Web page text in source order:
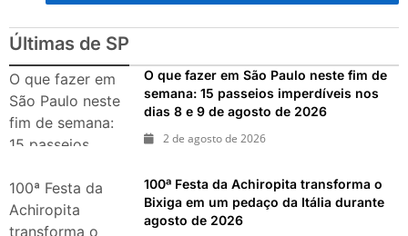
Últimas de SP
O que fazer em
São Paulo neste
fim de semana:
15 passeios
dias 8 e 9 de
agosto de 2026
O que fazer em São Paulo neste fim de
semana: 15 passeios imperdíveis nos
dias 8 e 9 de agosto de 2026
2 de agosto de 2026
100ª Festa da
Achiropita
transforma o
100ª Festa da Achiropita transforma o
Bixiga em um pedaço da Itália durante
agosto de 2026